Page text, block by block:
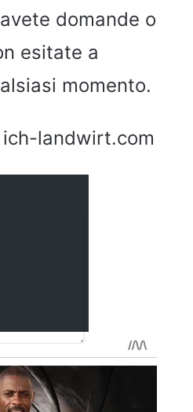
domande o
esitate a
momento.
landwirt.com